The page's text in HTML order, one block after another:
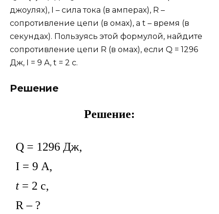
джоулях), I – сила тока (в амперах), R –
сопротивление цепи (в омах), а t – время (в
секундах). Пользуясь этой формулой, найдите
сопротивление цепи R (в омах), если Q = 1296
Дж, I = 9 А, t = 2 c.
Решение
Решение:
Q = 1296 Дж,
I = 9 А,
t = 2 c,
R – ?